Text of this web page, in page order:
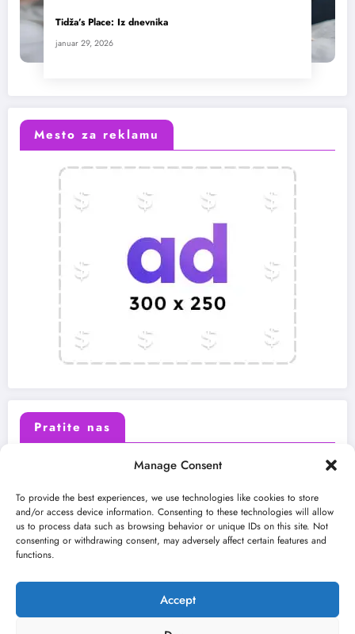
Manage Consent
To provide the best experiences, we use technologies like cookies to store
and/or access device information. Consenting to these technologies will allow
us to process data such as browsing behavior or unique IDs on this site. Not
consenting or withdrawing consent, may adversely affect certain features and
functions.
Accept
Tidža’s Place: Iz dnevnika
januar 29, 2026
Mesto za reklamu
Pratite nas
Instagram Youtube